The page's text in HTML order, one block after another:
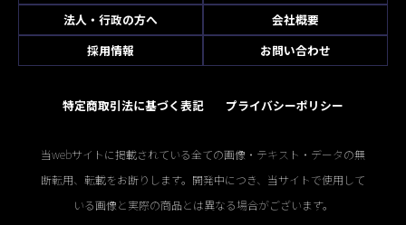
法人・行政の方へ
会社概要
採用情報
お問い合わせ
特定商取引法に基づく表記 プライバシーポリシー
当webサイトに掲載されている全ての画像・テキスト・データの無
断転用、転載をお断りします。開発中につき、当サイトで使用して
いる画像と実際の商品とは異なる場合がございます。